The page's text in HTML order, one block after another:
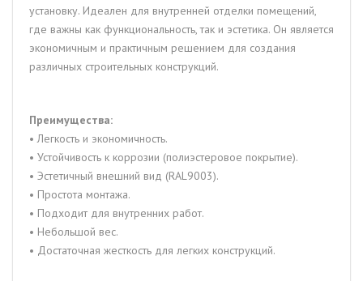
установку. Идеален для внутренней отделки помещений,
где важны как функциональность, так и эстетика. Он является
экономичным и практичным решением для создания
различных строительных конструкций.
Преимущества:
• Легкость и экономичность.
• Устойчивость к коррозии (полиэстеровое покрытие).
• Эстетичный внешний вид (RAL9003).
• Простота монтажа.
• Подходит для внутренних работ.
• Небольшой вес.
• Достаточная жесткость для легких конструкций.